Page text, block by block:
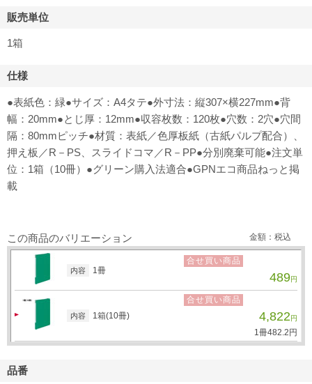
販売単位
1箱
仕様
●表紙色：緑●サイズ：A4タテ●外寸法：縦307×横227mm●背
幅：20mm●とじ厚：12mm●収容枚数：120枚●穴数：2穴●穴間
隔：80mmピッチ●材質：表紙／色厚板紙（古紙パルプ配合）、
押え板／R－PS、スライドコマ／R－PP●分別廃棄可能●注文単
位：1箱（10冊）●グリーン購入法適合●GPNエコ商品ねっと掲
載
この商品のバリエーション 金額：税込
内容 1冊
合せ買い商品
489円
内容 1箱(10冊)
合せ買い商品
4,822円
1冊482.2 円
品番